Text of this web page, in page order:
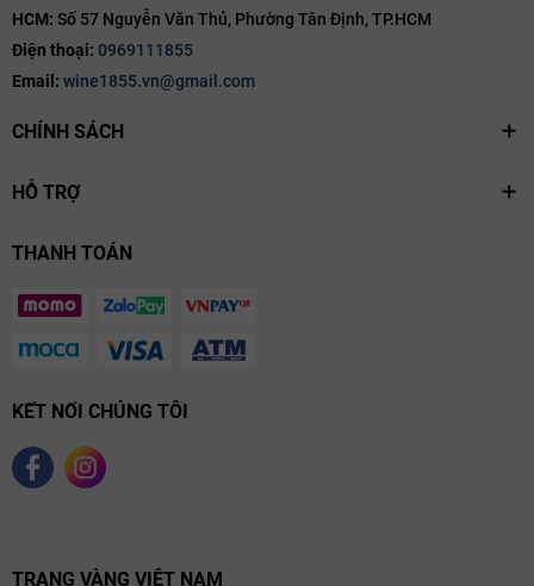
HCM: Số 57 Nguyễn Văn Thủ, Phường Tân Định, TP.HCM
Điện thoại: 0969111855
Email: wine1855.vn@gmail.com
CHÍNH SÁCH
HỖ TRỢ
THANH TOÁN
KẾT NỐI CHÚNG TÔI
TRANG VÀNG VIỆT NAM